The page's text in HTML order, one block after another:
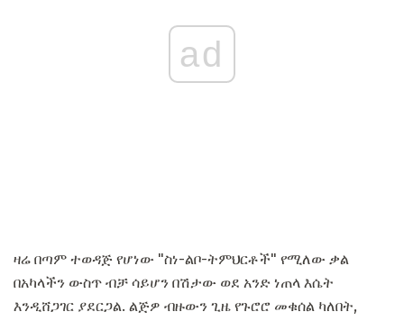
ad
ዛሬ በጣም ተወዳጅ የሆነው "ስነ-ልቦ-ትምህርቶች" የሚለው ቃል
በአካላችን ውስጥ ብቻ ሳይሆን በሽታው ወደ አንድ ነጠላ እሴት
እንዲሸጋገር ያደርጋል. ልጅዎ ብዙውን ጊዜ የጉሮሮ መቁሰል ካለበት,